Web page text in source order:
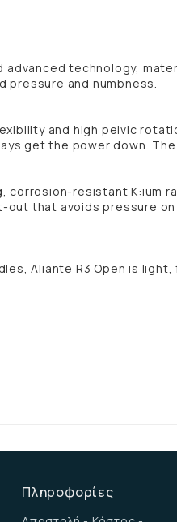
technology,
pressure and numbness.
and high pelvic
get the power down.
corrosion-resistant K:ium
out that avoids pressure
Aliante R3 Open is
Πληροφορίες